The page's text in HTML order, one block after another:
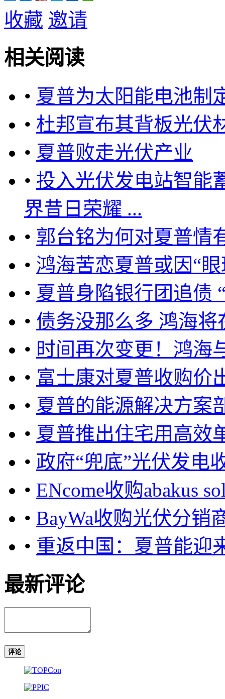
收藏 邀请
相关阅读
• 夏普为太阳能电池制
• 杜邦宣布其背板光伏
• 夏普败走光伏产业
• 投入光伏发电站智能
界昔日荣耀 ...
• 郭台铭为何对夏普情
• 鸿海苦恋夏普或因“
• 夏普身陷银行团追债
• 债务没那么多 鸿海
• 时间再次变更！鸿海
• 富士康对夏普收购价
• 夏普的能源解决方案
• 夏普推出住宅用高效
• 政府“兜底”光伏发电
• ENcome收购abakus
• BayWa收购光伏分销
• 重返中国：夏普能迎
最新评论
评论